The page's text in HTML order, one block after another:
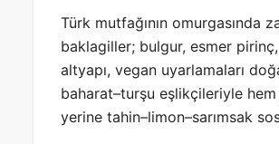
Türk mutfağının
baklagiller; bulgur, esmer
altyapı, vegan uyarlamaları
baharat–turşu eşlikçileriyle
yerine tahin–limon–sarımsak